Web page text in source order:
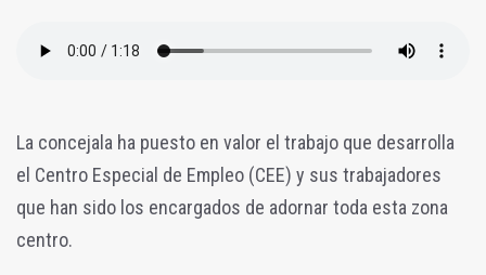
La concejala ha puesto en valor el trabajo que desarrolla
el Centro Especial de Empleo (CEE) y sus trabajadores
que han sido los encargados de adornar toda esta zona
centro.